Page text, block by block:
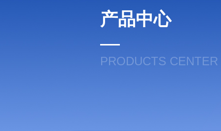
产品中心
PRODUCTS CENTER